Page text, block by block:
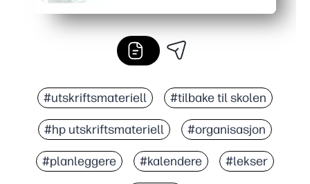
#utskriftsmateriell #tilbake til skolen
#hp utskriftsmateriell #organisasjon
#planleggere #kalendere #lekser